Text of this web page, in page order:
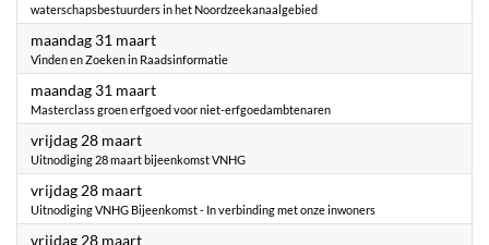
waterschapsbestuurders in het Noordzeekanaalgebied
maandag 31 maart2025
Vinden en Zoeken in Raadsinformatie
maandag 31 maart2025
Masterclass groen erfgoed voor niet-erfgoedambtenaren
vrijdag 28 maart2025
Uitnodiging 28 maart bijeenkomst VNHG
vrijdag 28 maart2025
Uitnodiging VNHG Bijeenkomst - In verbinding met onze inwoners
vrijdag 28 maart2025